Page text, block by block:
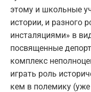
этому и школьные
истории, и разного
инсталяциями» в
посвященные
комплекс
играть роль
кем в полемику